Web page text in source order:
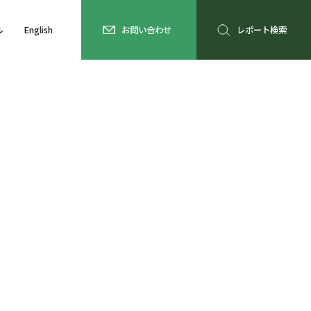
English お問い合わせ レポート検索